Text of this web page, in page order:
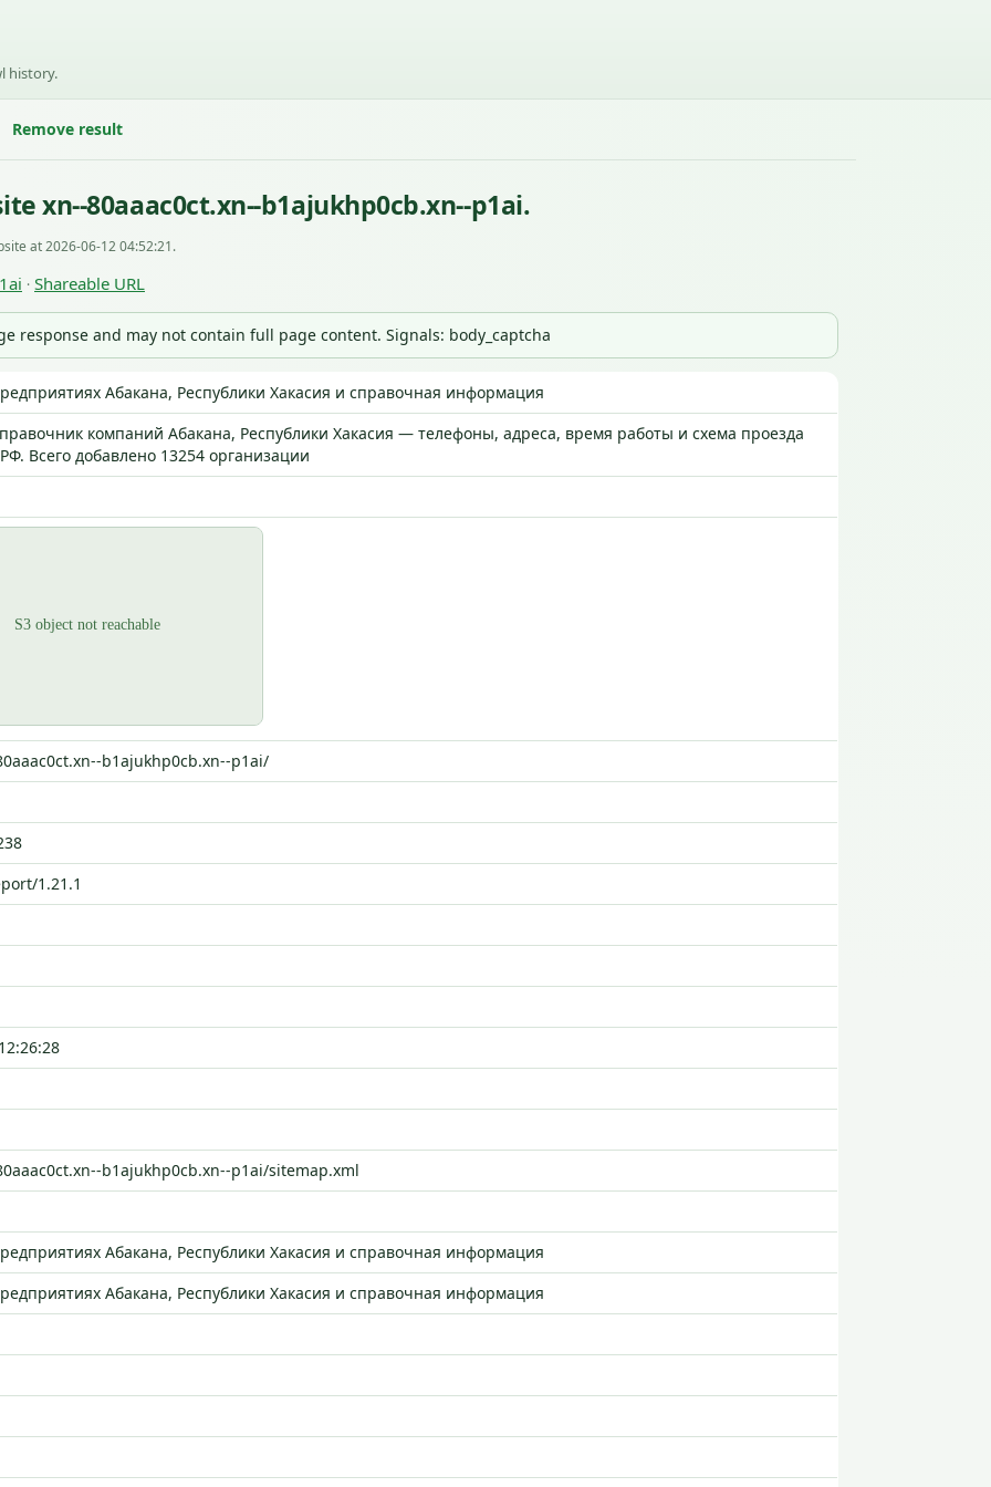
history.
Remove result
xn--80aaac0ct.xn--b1ajukhp0cb.xn--p1ai.
at 2026-06-12 04:52:21.
· Shareable URL
response and may not contain full page content. Signals: body_captcha
Абакана, Республики Хакасия и справочная информация
компаний Абакана, Республики Хакасия — телефоны, адреса, время работы и схема проезда
Всего добавлено 13254 организации
b1ajukhp0cb.xn--p1ai/
1.21.1
b1ajukhp0cb.xn--p1ai/sitemap.xml
Абакана, Республики Хакасия и справочная информация
Абакана, Республики Хакасия и справочная информация